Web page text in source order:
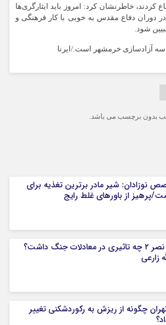
کردند، خاطرنشان کرد: امروز باید ایثارگری‌ها
دوران دفاع مقدس به خوبی با کار فرهنگی و
شود.
آزادسازی خرمشهر است./ایرنا
بدون برچسب می باشد.
نوزادان: شیر مادر برترین تغذیه برای
پرهیز از باورهای غلط رایج
عملیات نصر ۲ چه تاثیری در معادلات جنگ داشت؟
زارعی
چگونه از ریزش به رکوردشکنی تغییر